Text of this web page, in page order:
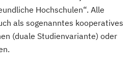
Hochschulen“. Alle
als sogenanntes kooperatives
(duale Studienvariante) oder